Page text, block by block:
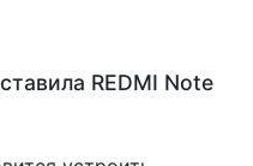
REDMI Note